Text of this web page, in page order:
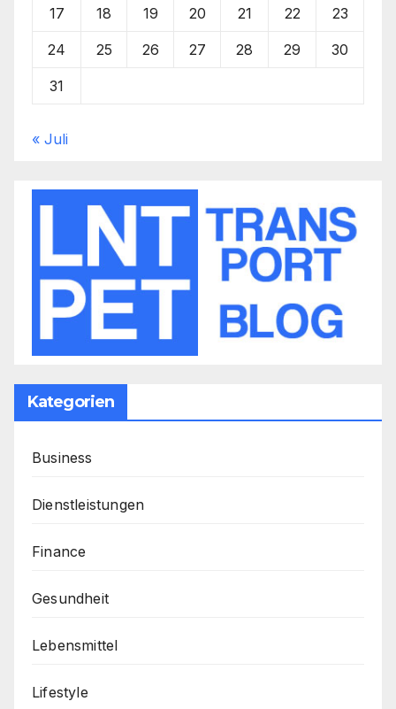
17 18 19 20 21 22 23
24 25 26 27 28 29 30
31
« Juli
Kategorien
Business
Dienstleistungen
Finance
Gesundheit
Lebensmittel
Lifestyle